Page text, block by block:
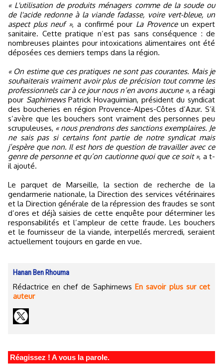
« L'utilisation de produits ménagers comme de la soude ou
de l'acide redonne à la viande fadasse, voire vert-bleue, un
aspect plus neuf », a confirmé pour La Provenceun expert
sanitaire. Cette pratique n’est pas sans conséquence : de
nombreuses plaintes pour intoxications alimentaires ont été
déposées ces derniers temps dans la région.
« On estime que ces pratiques ne sont pas courantes. Mais je
souhaiterais vraiment avoir plus de précision tout comme les
professionnels car à ce jour nous n’en avons aucune », a réagi
pour SaphirnewsPatrick Hovaguimian, président du syndicat
des boucheries en région Provence-Alpes-Côtes d’Azur. S’il
s’avère que les bouchers sont vraiment des personnes peu
scrupuleuses, « nous prendrons des sanctions exemplaires. Je
ne sais pas si certains font partie de notre syndicat mais
j’espère que non. Il est hors de question de travailler avec ce
genre de personne et qu’on cautionne quoi que ce soit », a t-
il ajouté.
Le parquet de Marseille, la section de recherche de la
gendarmerie nationale, la Direction des services vétérinaires
et la Direction générale de la répression des fraudes se sont
d’ores et déjà saisies de cette enquête pour déterminer les
responsabilités et l’ampleur de cette fraude. Les bouchers
et le fournisseur de la viande, interpellés mercredi, seraient
actuellement toujours en garde en vue.
Hanan Ben Rhouma
Rédactrice en chef de SaphirnewsEn savoir plus sur cet
auteur
Réagissez ! A vous la parole.